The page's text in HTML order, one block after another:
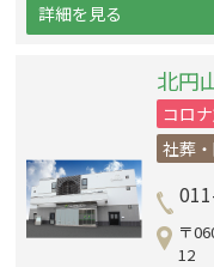
詳細を見る
北円
コロ
社葬
〒
12